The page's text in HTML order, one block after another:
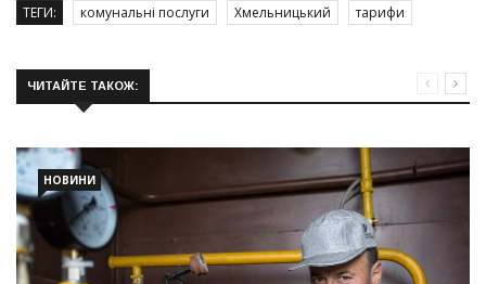
ТЕГИ: комунальні послуги Хмельницький тарифи
ЧИТАЙТЕ ТАКОЖ:
НОВИНИ